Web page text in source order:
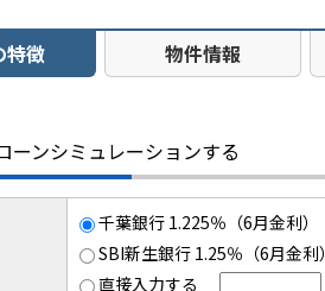
特徴 物件情報
ーンシミュレーションする
千葉銀行 1.225％（6月金利）
SBI新生銀行 1.25％（6月金利）
直接入力する